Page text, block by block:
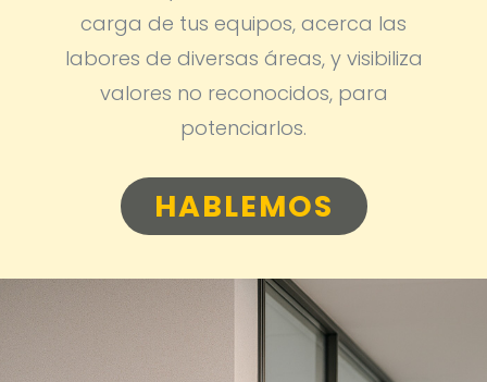
carga de tus equipos, acerca las
labores de diversas áreas, y visibiliza
valores no reconocidos, para
potenciarlos.
HABLEMOS